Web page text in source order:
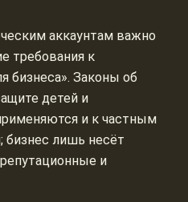
аккаунтам важно
требования к
бизнеса». Законы об
детей и
и к частным
бизнес лишь несёт
и